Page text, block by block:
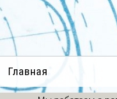
Главная